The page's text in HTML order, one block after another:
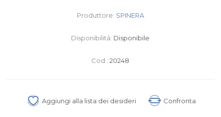
Produttore: SPINERA
Disponibilità: Disponibile
Cod.: 20248
Aggiungi alla lista dei desideri Confronta